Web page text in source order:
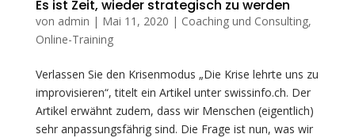
Es ist Zeit, wieder strategisch zu werden
von admin | Mai 11, 2020 | Coaching und Consulting,
Online-Training
Verlassen Sie den Krisenmodus „Die Krise lehrte uns zu
improvisieren“, titelt ein Artikel unter swissinfo.ch. Der
Artikel erwähnt zudem, dass wir Menschen (eigentlich)
sehr anpassungsfährig sind. Die Frage ist nun, was wir